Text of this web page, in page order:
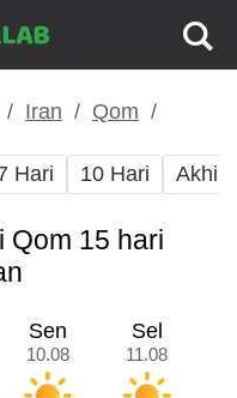
Iran Qom
Hari 10 Hari Akhir
Qom 15 hari
Sen
10.08
Sel
11.08